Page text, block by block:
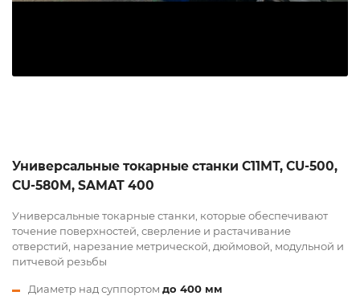
Универсальные токарные станки С11МТ, CU-500,
CU-580M, SAMAT 400
Универсальные токарные станки, которые обеспечивают
точение поверхностей, сверление и растачивание
отверстий, нарезание метрической, дюймовой, модульной и
питчевой резьбы
Диаметр над суппортом до 400 мм